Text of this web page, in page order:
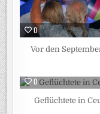
0
Vor den
0
Geflüchtete in